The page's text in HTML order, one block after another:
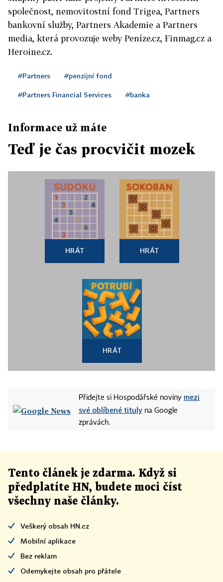
společnost, nemovitostní fond Trigea, Partners
bankovní služby, Partners Akademie a Partners
media, která provozuje weby Peníze.cz, Finmag.cz a
Heroine.cz.
#Partners #penzijní fond
#Partners Financial Services #banka
Informace už máte
Teď je čas procvičit mozek
HRÁT HRÁT
HRÁT
Přidejte si Hospodářské noviny mezi
své oblíbené tituly na Google
zprávách.
Tento článek je zdarma. Když si
předplatíte HN, budete moci číst
všechny naše články.
Veškerý obsah HN.cz
Mobilní aplikace
Bez reklam
Odemykejte obsah pro přátele